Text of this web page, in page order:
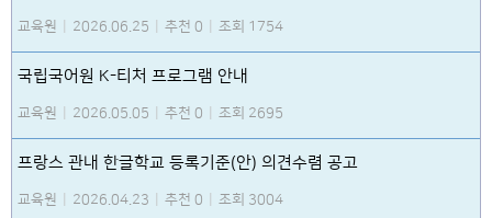
교육원 2026.06.25 추천 0 조회 1754
국립국어원 K-티처 프로그램 안내
교육원 2026.05.05 추천 0 조회 2695
프랑스 관내 한글학교 등록기준(안) 의견수렴 공고
교육원 2026.04.23 추천 0 조회 3004